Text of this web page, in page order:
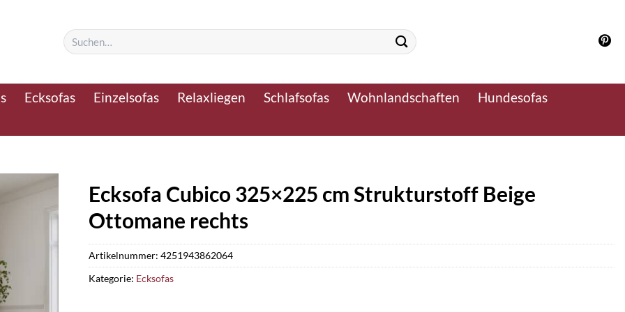
Suchen
nach:
Ecksofas Einzelsofas Relaxliegen Schlafsofas Wohnlandschaften
Hundesofas
Ecksofa Cubico 325×225 cm Strukturstoff Beige
Ottomane rechts
Artikelnummer: 4251943862064
Kategorie: Ecksofas